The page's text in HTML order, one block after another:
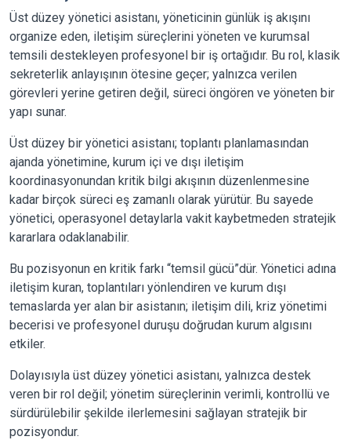
Üst düzey yönetici asistanı, yöneticinin günlük iş akışını
organize eden, iletişim süreçlerini yöneten ve kurumsal
temsili destekleyen profesyonel bir iş ortağıdır. Bu rol, klasik
sekreterlik anlayışının ötesine geçer; yalnızca verilen
görevleri yerine getiren değil, süreci öngören ve yöneten bir
yapı sunar.
Üst düzey bir yönetici asistanı; toplantı planlamasından
ajanda yönetimine, kurum içi ve dışı iletişim
koordinasyonundan kritik bilgi akışının düzenlenmesine
kadar birçok süreci eş zamanlı olarak yürütür. Bu sayede
yönetici, operasyonel detaylarla vakit kaybetmeden stratejik
kararlara odaklanabilir.
Bu pozisyonun en kritik farkı “temsil gücü”dür. Yönetici adına
iletişim kuran, toplantıları yönlendiren ve kurum dışı
temaslarda yer alan bir asistanın; iletişim dili, kriz yönetimi
becerisi ve profesyonel duruşu doğrudan kurum algısını
etkiler.
Dolayısıyla üst düzey yönetici asistanı, yalnızca destek
veren bir rol değil; yönetim süreçlerinin verimli, kontrollü ve
sürdürülebilir şekilde ilerlemesini sağlayan stratejik bir
pozisyondur.